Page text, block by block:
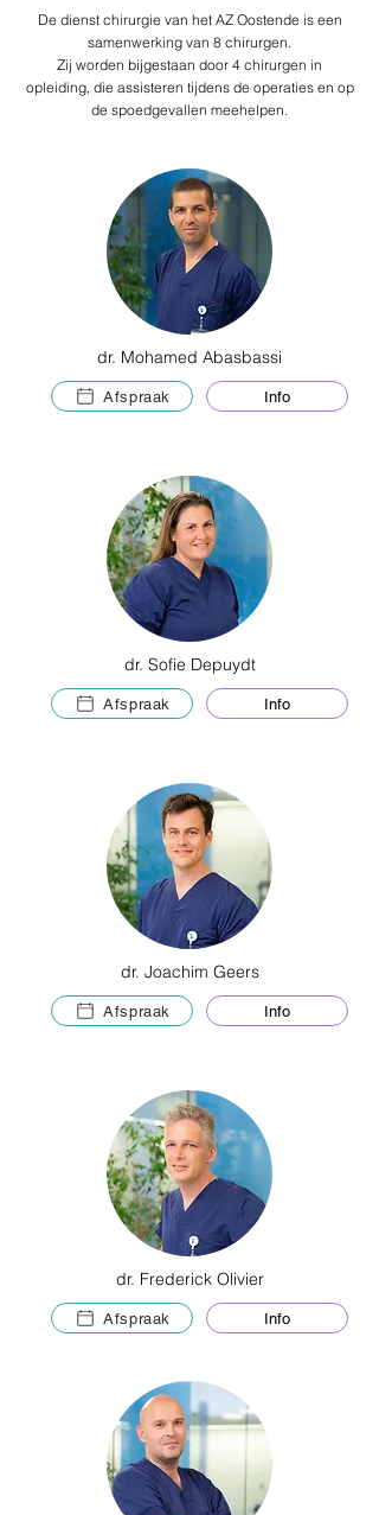
De dienst chirurgie van het AZ Oostende is een
samenwerking van 8 chirurgen.
Zij worden bijgestaan door 4 chirurgen in
opleiding, die assisteren tijdens de operaties en op
de spoedgevallen meehelpen.
dr. Mohamed Abasbassi
Afspraak Info
dr. Sofie Depuydt
Afspraak Info
dr. Joachim Geers
Afspraak Info
dr. Frederick Olivier
Afspraak Info